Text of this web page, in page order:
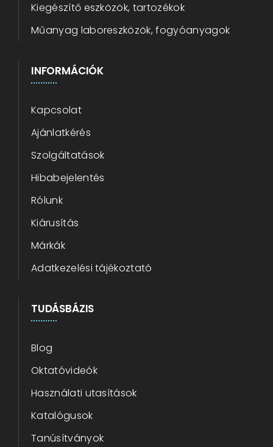
Kiegészítő eszközök, tartozékok
Műanyag laboreszközök, fogyóanyagok
INFORMÁCIÓK
Kapcsolat
Ajánlatkérés
Szolgáltatások
Hibabejelentés
Rólunk
Kiárusítás
Márkák
Adatkezelési tájékoztató
TUDÁSBÁZIS
Blog
Oktatóvideók
Használati utasítások
Katalógusok
Tanúsítványok